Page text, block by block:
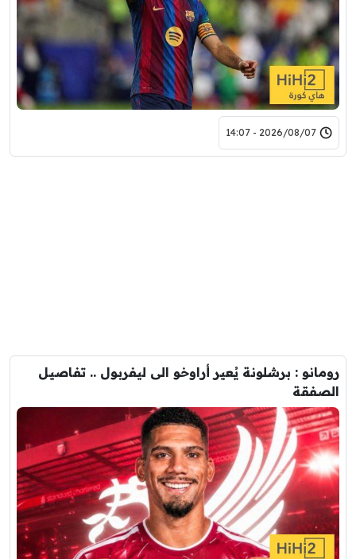
2026/08/07 - 14:07
رومانو : برشلونة يُعير أراوخو الى ليفربول .. تفاصيل
الصفقة